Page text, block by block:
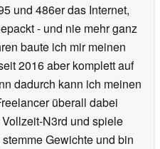
und 486er das Internet,
- und nie mehr ganz
baute ich mir meinen
2016 aber komplett auf
dadurch kann ich meinen
überall dabei
N3rd und spiele
Gewichte und bin